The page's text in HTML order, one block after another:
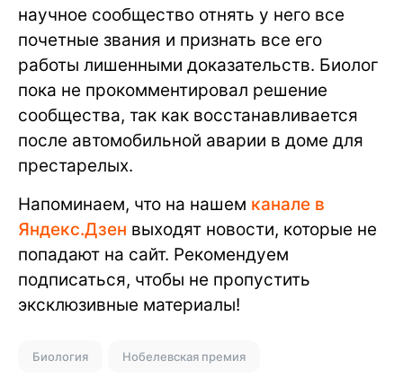
научное сообщество отнять у него все
почетные звания и признать все его
работы лишенными доказательств. Биолог
пока не прокомментировал решение
сообщества, так как восстанавливается
после автомобильной аварии в доме для
престарелых.
Напоминаем, что на нашем канале в
Яндекс.Дзен выходят новости, которые не
попадают на сайт. Рекомендуем
подписаться, чтобы не пропустить
эксклюзивные материалы!
Биология Нобелевская премия